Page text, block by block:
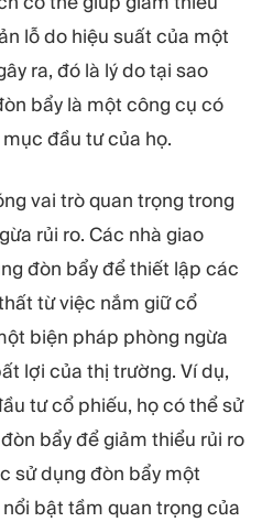
lỗ do hiệu suất của một
ra, đó là lý do tại sao
bẩy là một công cụ có
đầu tư của họ.
vai trò quan trọng trong
rủi ro. Các nhà giao
đòn bẩy để thiết lập các
từ việc nắm giữ cổ
biện pháp phòng ngừa
lợi của thị trường. Ví dụ,
tư cổ phiếu, họ có thể sử
bẩy để giảm thiểu rủi ro
sử dụng đòn bẩy một
bật tầm quan trọng của